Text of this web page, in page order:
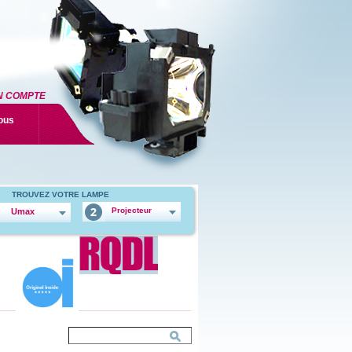
COMPTE
TROUVEZ VOTRE LAMPE
Umax Projecteur